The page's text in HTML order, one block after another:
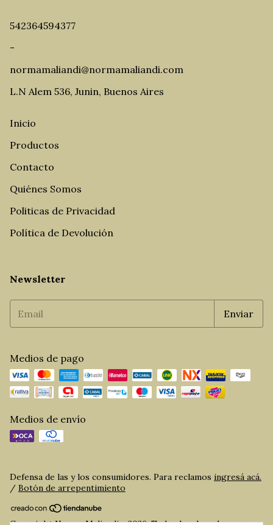
542364594377
-
normamaliandi@normamaliandi.com
L.N Alem 536, Junin, Buenos Aires
Inicio
Productos
Contacto
Quiénes Somos
Politicas de Privacidad
Política de Devolución
Newsletter
Medios de pago
Medios de envío
Defensa de las y los consumidores. Para reclamos ingresá acá.
/ Botón de arrepentimiento